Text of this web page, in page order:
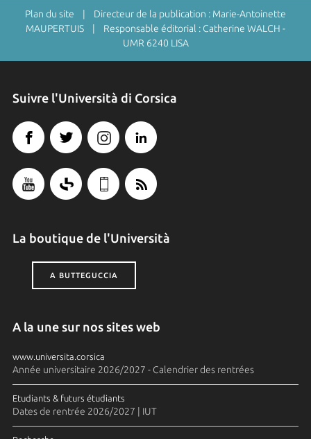
Plan du site | Directeur de la publication : Marie-Antoinette
MAUPERTUIS | Responsable éditorial : Catherine WALCH -
UMR 6240 LISA
Suivre l'Università di Corsica
La boutique de l'Università
A BUTTEGUCCIA
A la une sur nos sites web
www.universita.corsica
Année universitaire 2026/2027 - Calendrier des rentrées
Etudiants & futurs étudiants
Dates de rentrée 2026/2027 | IUT